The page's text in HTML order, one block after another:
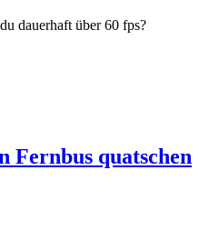
dauerhaft über 60 fps?
Fernbus quatschen